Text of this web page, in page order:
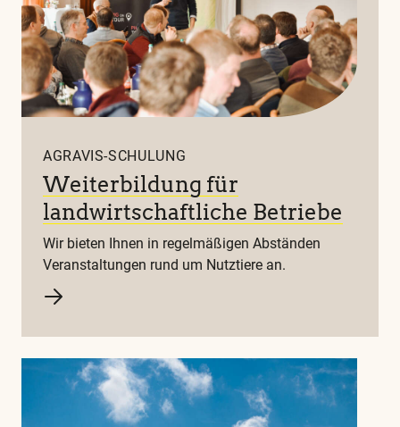
AGRAVIS-SCHULUNG
Weiterbildung für
landwirtschaftliche Betriebe
Wir bieten Ihnen in regelmäßigen Abständen
Veranstaltungen rund um Nutztiere an.